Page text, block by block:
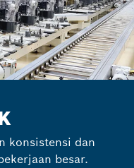
konsistensi dan
besar.